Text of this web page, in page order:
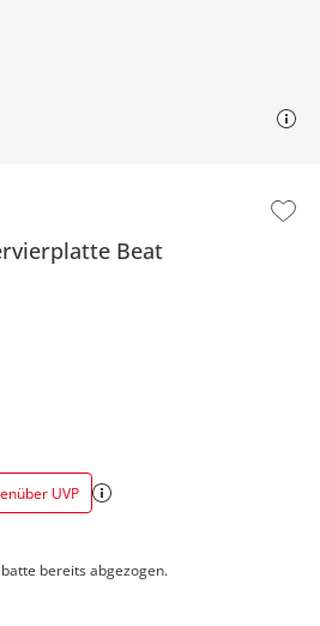
Beat
UVP
bereits abgezogen.